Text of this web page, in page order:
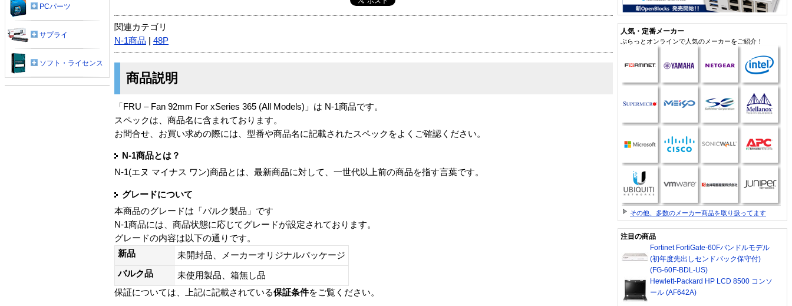
関連カテゴリ
N-1商品
48P
商品説明
「FRU – Fan 92mm For xSeries 365 (All Models)」は N-1商品です。
スペックは、商品名に含まれております。
お問合せ、お買い求めの際には、型番や商品名に記載されたスペックをよくご確認ください。
N-1商品とは？
N-1(エヌ マイナス ワン)商品とは、最新商品に対して、一世代以上前の商品を指す言葉です。
グレードについて
本商品のグレードは「バルク製品」です
N-1商品には、商品状態に応じてグレードが設定されております。
グレードの内容は以下の通りです。
新品
未開封品、メーカーオリジナルパッケージ
バルク品
未使用製品、箱無し品
保証については、上記に記載されている保証条件をご覧ください。
PCパーツ
サプライ
ソフト・ライセンス
人気・定番メーカー
ぷらっとオンラインで人気のメーカーをご紹介！
その他、多数のメーカー商品を取り扱ってます
注目の商品
Fortinet FortiGate-60Fバンドルモデル
(初年度先出しセンドバック保守付)
(FG-60F-BDL-US)
Hewlett-Packard HP LCD 8500 コンソ
ール (AF642A)